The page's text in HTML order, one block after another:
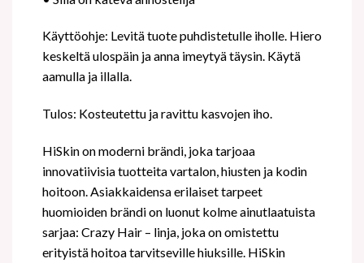
Käyttöohje: Levitä tuote puhdistetulle iholle. Hiero
keskeltä ulospäin ja anna imeytyä täysin. Käytä
aamulla ja illalla.
Tulos: Kosteutettu ja ravittu kasvojen iho.
HiSkin on moderni brändi, joka tarjoaa
innovatiivisia tuotteita vartalon, hiusten ja kodin
hoitoon. Asiakkaidensa erilaiset tarpeet
huomioiden brändi on luonut kolme ainutlaatuista
sarjaa: Crazy Hair – linja, joka on omistettu
erityistä hoitoa tarvitseville hiuksille. HiSkin